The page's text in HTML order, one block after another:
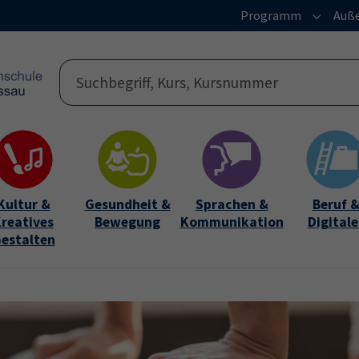
Programm
&
Gesundheit &
Bewegung
Sprachen &
Kommunikation
Beruf &